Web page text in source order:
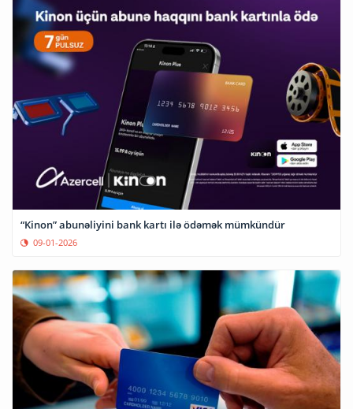
“Kinon” abunəliyini bank kartı ilə ödəmək mümkündür
09-01-2026